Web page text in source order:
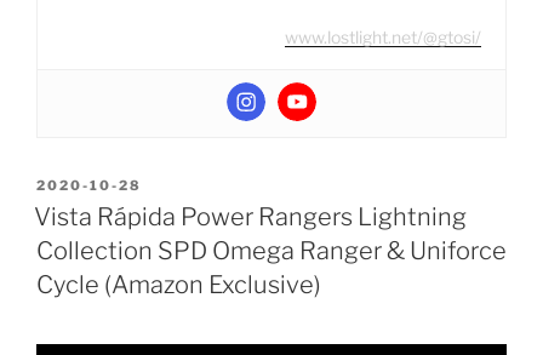
www.lostlight.net/@gtosi/
POSTED
ON
2020-10-28
Vista Rápida Power Rangers Lightning
Collection SPD Omega Ranger & Uniforce
Cycle (Amazon Exclusive)